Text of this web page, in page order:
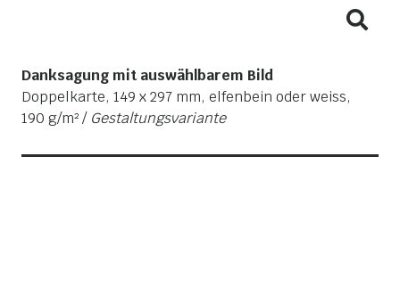
Danksagung mit auswählbarem Bild
Doppelkarte, 149 x 297 mm, elfenbein oder weiss,
190 g/m² / Gestaltungsvariante